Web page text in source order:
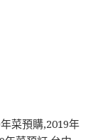
菜預購,2019年